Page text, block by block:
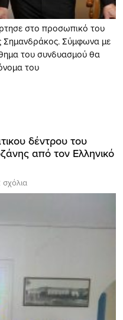
στο προσωπικό του
Σημανδράκος. Σύμφωνα με
του συνδυασμού θα
του
δέντρου του
από τον Ελληνικό
σχόλια